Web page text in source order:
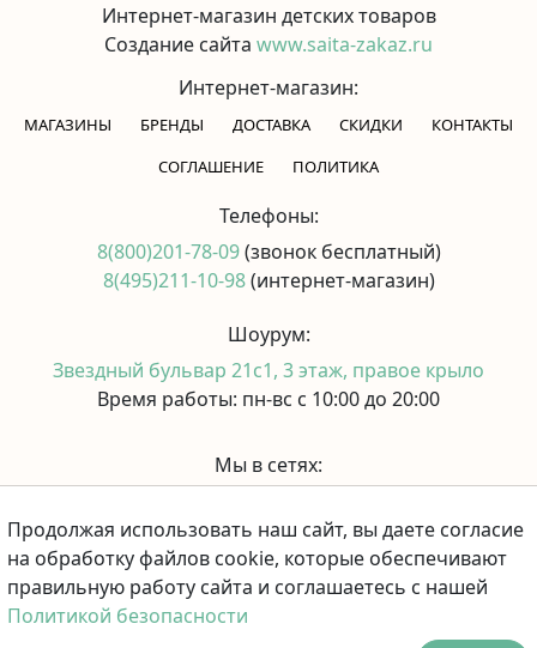
Интернет-магазин детских товаров
Создание сайта www.saita-zakaz.ru
Интернет-магазин:
МАГАЗИНЫ БРЕНДЫ ДОСТАВКА СКИДКИ
КОНТАКТЫ
CОГЛАШЕНИЕ
ПОЛИТИКА
Телефоны:
8(800)201-78-09(звонок бесплатный)
8(495)211-10-98(интернет-магазин)
Шоурум:
Звездный бульвар 21с1, 3 этаж, правое крыло
Время работы: пн-вс с 10:00 до 20:00
Мы в сетях:
Принимаем к оплате:
Продолжая использовать наш сайт, вы даете согласие
на обработку файлов cookie, которые обеспечивают
правильную работу сайта и соглашаетесь с нашей
Политикой безопасности